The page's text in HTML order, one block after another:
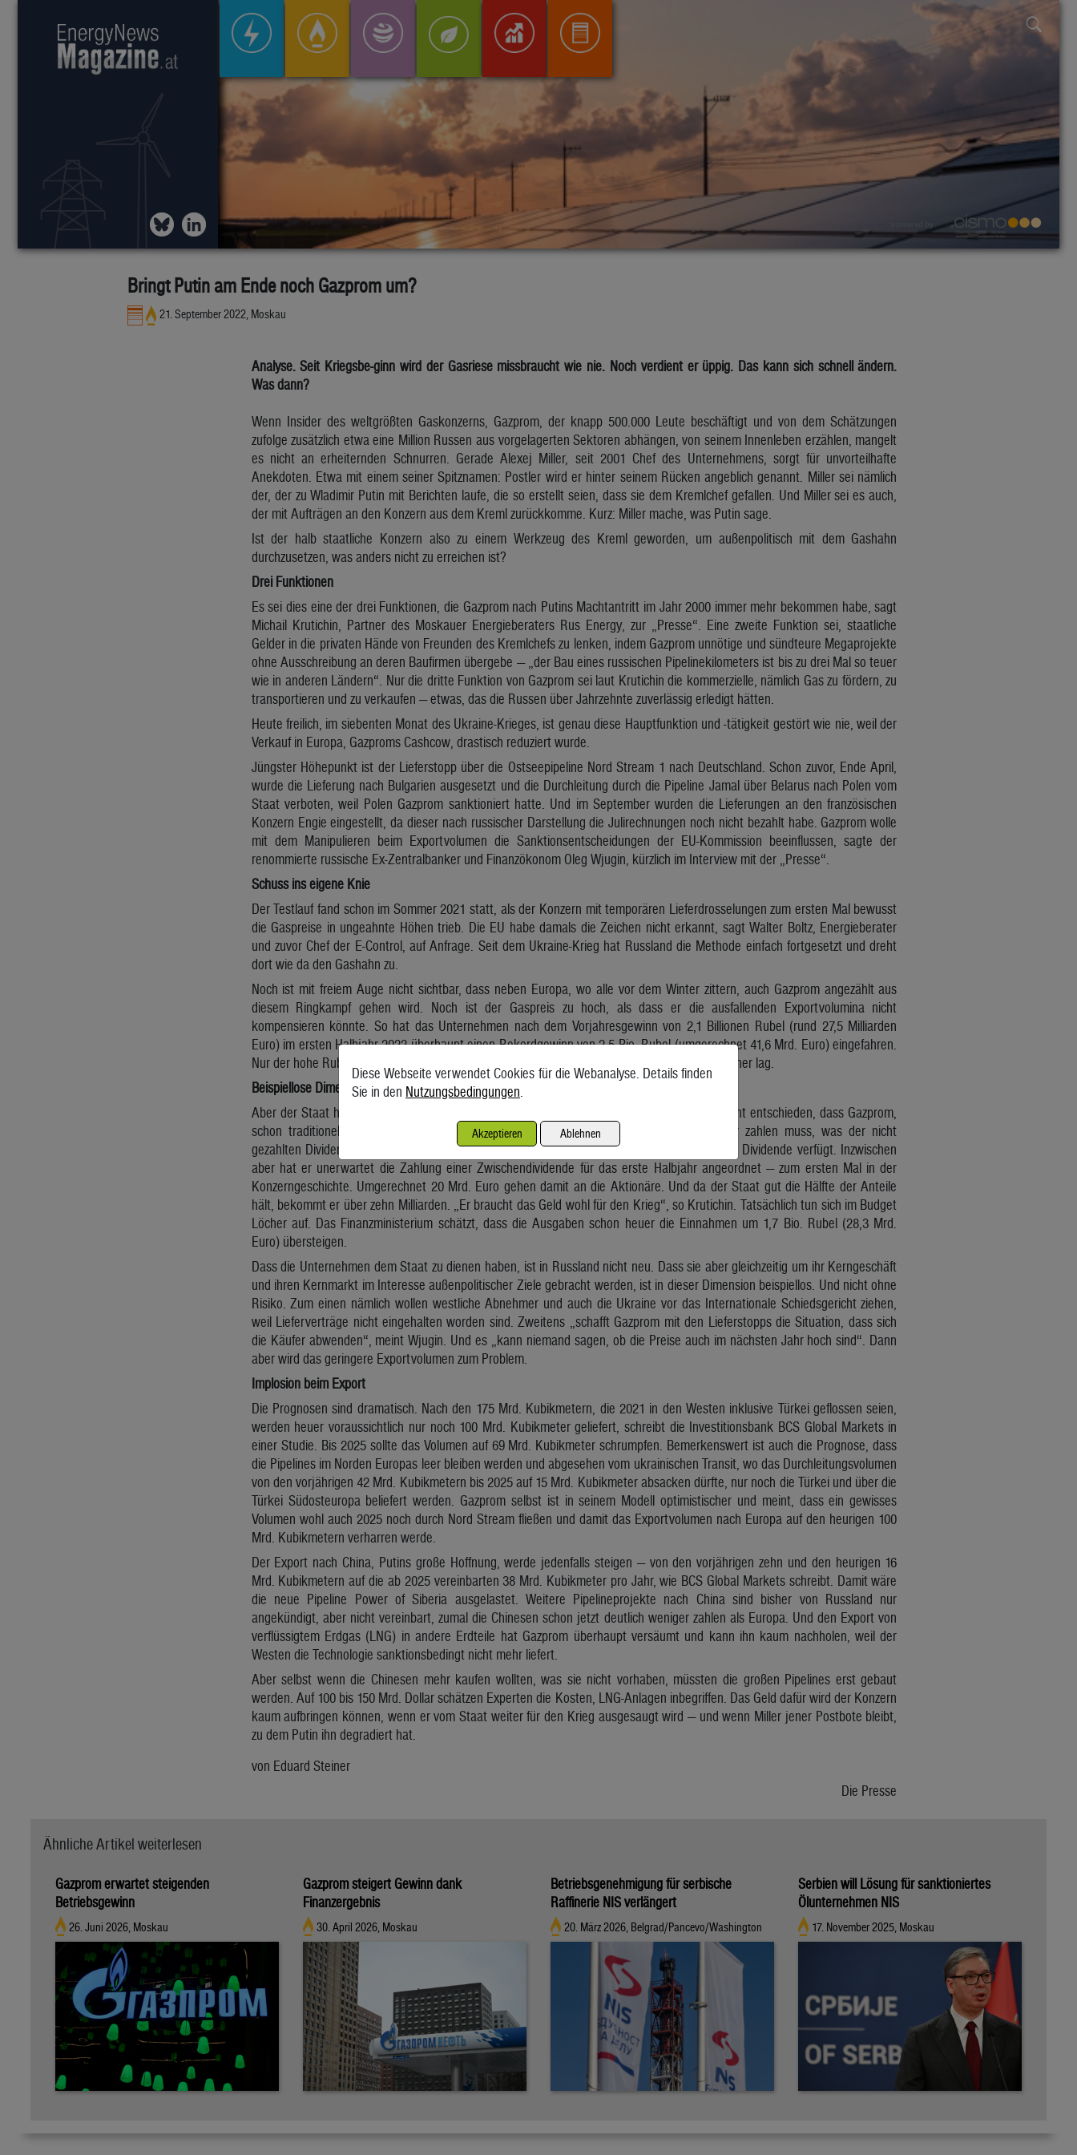
Bringt Putin am Ende noch Gazprom um?
21. September 2022, Moskau
Analyse. Seit Kriegsbe-ginn wird der Gasriese missbraucht wie nie. Noch verdient er üppig. Das kann sich schnell ändern.
Was dann?
Wenn Insider des weltgrößten Gaskonzerns, Gazprom, der knapp 500.000 Leute beschäftigt und von dem Schätzungen
zufolge zusätzlich etwa eine Million Russen aus vorgelagerten Sektoren abhängen, von seinem Innenleben erzählen, mangelt
es nicht an erheiternden Schnurren. Gerade Alexej Miller, seit 2001 Chef des Unternehmens, sorgt für unvorteilhafte
Anekdoten. Etwa mit einem seiner Spitznamen: Postler wird er hinter seinem Rücken angeblich genannt. Miller sei nämlich
der, der zu Wladimir Putin mit Berichten laufe, die so erstellt seien, dass sie dem Kremlchef gefallen. Und Miller sei es auch,
der mit Aufträgen an den Konzern aus dem Kreml zurückkomme. Kurz: Miller mache, was Putin sage.
Ist der halb staatliche Konzern also zu einem Werkzeug des Kreml geworden, um außenpolitisch mit dem Gashahn
durchzusetzen, was anders nicht zu erreichen ist?
Drei Funktionen
Es sei dies eine der drei Funktionen, die Gazprom nach Putins Machtantritt im Jahr 2000 immer mehr bekommen habe, sagt
Michail Krutichin, Partner des Moskauer Energieberaters Rus Energy, zur „Presse“. Eine zweite Funktion sei, staatliche
Gelder in die privaten Hände von Freunden des Kremlchefs zu lenken, indem Gazprom unnötige und sündteure Megaprojekte
ohne Ausschreibung an deren Baufirmen übergebe — „der Bau eines russischen Pipelinekilometers ist bis zu drei Mal so teuer
wie in anderen Ländern“. Nur die dritte Funktion von Gazprom sei laut Krutichin die kommerzielle, nämlich Gas zu fördern, zu
transportieren und zu verkaufen — etwas, das die Russen über Jahrzehnte zuverlässig erledigt hätten.
Heute freilich, im siebenten Monat des Ukraine-Krieges, ist genau diese Hauptfunktion und -tätigkeit gestört wie nie, weil der
Verkauf in Europa, Gazproms Cashcow, drastisch reduziert wurde.
Jüngster Höhepunkt ist der Lieferstopp über die Ostseepipeline Nord Stream 1 nach Deutschland. Schon zuvor, Ende April,
wurde die Lieferung nach Bulgarien ausgesetzt und die Durchleitung durch die Pipeline Jamal über Belarus nach Polen vom
Staat verboten, weil Polen Gazprom sanktioniert hatte. Und im September wurden die Lieferungen an den französischen
Konzern Engie eingestellt, da dieser nach russischer Darstellung die Julirechnungen noch nicht bezahlt habe. Gazprom wolle
mit dem Manipulieren beim Exportvolumen die Sanktionsentscheidungen der EU-Kommission beeinflussen, sagte der
renommierte russische Ex-Zentralbanker und Finanzökonom Oleg Wjugin, kürzlich im Interview mit der „Presse“.
Schuss ins eigene Knie
Der Testlauf fand schon im Sommer 2021 statt, als der Konzern mit temporären Lieferdrosselungen zum ersten Mal bewusst
die Gaspreise in ungeahnte Höhen trieb. Die EU habe damals die Zeichen nicht erkannt, sagt Walter Boltz, Energieberater
und zuvor Chef der E-Control, auf Anfrage. Seit dem Ukraine-Krieg hat Russland die Methode einfach fortgesetzt und dreht
dort wie da den Gashahn zu.
Noch ist mit freiem Auge nicht sichtbar, dass neben Europa, wo alle vor dem Winter zittern, auch Gazprom angezählt aus
diesem Ringkampf gehen wird. Noch ist der Gaspreis zu hoch, als dass er die ausfallenden Exportvolumina nicht
kompensieren könnte. So hat das Unternehmen nach dem Vorjahresgewinn von 2,1 Billionen Rubel (rund 27,5 Milliarden
Euro) im ersten Halbjahr 2022 überhaupt einen Rekordgewinn von 2,5 Bio. Rubel (umgerechnet 41,6 Mrd. Euro) eingefahren.
Nur der hohe Rubelkurs hat verhindert, dass der Gewinn auch auf Rubelbasis noch deutlich höher lag.
Beispiellose Dimension
Aber der Staat holt sich auch so Geld vom Konzern, was das Zeug hält. So hat das Parlament entschieden, dass Gazprom,
schon traditionell der größte Steuerzahler, einmalig um 1,2 Bio. Rubel mehr Fördersteuer zahlen muss, was der nicht
gezahlten Dividende für das Gesamtjahr 2021 entspricht. Damals hatte Putin den Stopp der Dividende verfügt. Inzwischen
aber hat er unerwartet die Zahlung einer Zwischendividende für das erste Halbjahr angeordnet — zum ersten Mal in der
Konzerngeschichte. Umgerechnet 20 Mrd. Euro gehen damit an die Aktionäre. Und da der Staat gut die Hälfte der Anteile
hält, bekommt er über zehn Milliarden. „Er braucht das Geld wohl für den Krieg“, so Krutichin. Tatsächlich tun sich im Budget
Löcher auf. Das Finanzministerium schätzt, dass die Ausgaben schon heuer die Einnahmen um 1,7 Bio. Rubel (28,3 Mrd.
Euro) übersteigen.
Dass die Unternehmen dem Staat zu dienen haben, ist in Russland nicht neu. Dass sie aber gleichzeitig um ihr Kerngeschäft
und ihren Kernmarkt im Interesse außenpolitischer Ziele gebracht werden, ist in dieser Dimension beispiellos. Und nicht ohne
Risiko. Zum einen nämlich wollen westliche Abnehmer und auch die Ukraine vor das Internationale Schiedsgericht ziehen,
weil Lieferverträge nicht eingehalten worden sind. Zweitens „schafft Gazprom mit den Lieferstopps die Situation, dass sich
die Käufer abwenden“, meint Wjugin. Und es „kann niemand sagen, ob die Preise auch im nächsten Jahr hoch sind“. Dann
aber wird das geringere Exportvolumen zum Problem.
Implosion beim Export
Die Prognosen sind dramatisch. Nach den 175 Mrd. Kubikmetern, die 2021 in den Westen inklusive Türkei geflossen seien,
werden heuer voraussichtlich nur noch 100 Mrd. Kubikmeter geliefert, schreibt die Investitionsbank BCS Global Markets in
einer Studie. Bis 2025 sollte das Volumen auf 69 Mrd. Kubikmeter schrumpfen. Bemerkenswert ist auch die Prognose, dass
die Pipelines im Norden Europas leer bleiben werden und abgesehen vom ukrainischen Transit, wo das Durchleitungsvolumen
von den vorjährigen 42 Mrd. Kubikmetern bis 2025 auf 15 Mrd. Kubikmeter absacken dürfte, nur noch die Türkei und über die
Türkei Südosteuropa beliefert werden. Gazprom selbst ist in seinem Modell optimistischer und meint, dass ein gewisses
Volumen wohl auch 2025 noch durch Nord Stream fließen und damit das Exportvolumen nach Europa auf den heurigen 100
Mrd. Kubikmetern verharren werde.
Der Export nach China, Putins große Hoffnung, werde jedenfalls steigen — von den vorjährigen zehn und den heurigen 16
Mrd. Kubikmetern auf die ab 2025 vereinbarten 38 Mrd. Kubikmeter pro Jahr, wie BCS Global Markets schreibt. Damit wäre
die neue Pipeline Power of Siberia ausgelastet. Weitere Pipelineprojekte nach China sind bisher von Russland nur
angekündigt, aber nicht vereinbart, zumal die Chinesen schon jetzt deutlich weniger zahlen als Europa. Und den Export von
verflüssigtem Erdgas (LNG) in andere Erdteile hat Gazprom überhaupt versäumt und kann ihn kaum nachholen, weil der
Westen die Technologie sanktionsbedingt nicht mehr liefert.
Aber selbst wenn die Chinesen mehr kaufen wollten, was sie nicht vorhaben, müssten die großen Pipelines erst gebaut
werden. Auf 100 bis 150 Mrd. Dollar schätzen Experten die Kosten, LNG-Anlagen inbegriffen. Das Geld dafür wird der Konzern
kaum aufbringen können, wenn er vom Staat weiter für den Krieg ausgesaugt wird — und wenn Miller jener Postbote bleibt,
zu dem Putin ihn degradiert hat.
von Eduard Steiner
Die Presse
Ähnliche Artikel weiterlesen
Gazprom erwartet steigenden
Betriebsgewinn
26. Juni 2026, Moskau
Gazprom steigert Gewinn dank
Finanzergebnis
30. April 2026, Moskau
Betriebsgenehmigung für serbische
Raffinerie NIS verlängert
20. März 2026, Belgrad/Pancevo/Washington
Serbien will Lösung für sanktioniertes
Ölunternehmen NIS
17. November 2025, Moskau
Diese Webseite verwendet Cookies für die Webanalyse. Details finden
Sie in den Nutzungsbedingungen
Akzeptieren Ablehnen